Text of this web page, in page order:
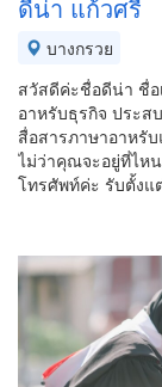
ดีน่า แก้วศรี
บางกรวย
สวัสดีค่ะชื่อดีน่า ชื่
อาหรับธุรกิจ ประส
สื่อสารภาษาอาหรั
ไม่ว่าคุณจะอยู่ที่ไห
โทรศัพท์ค่ะ รับตั้งแ